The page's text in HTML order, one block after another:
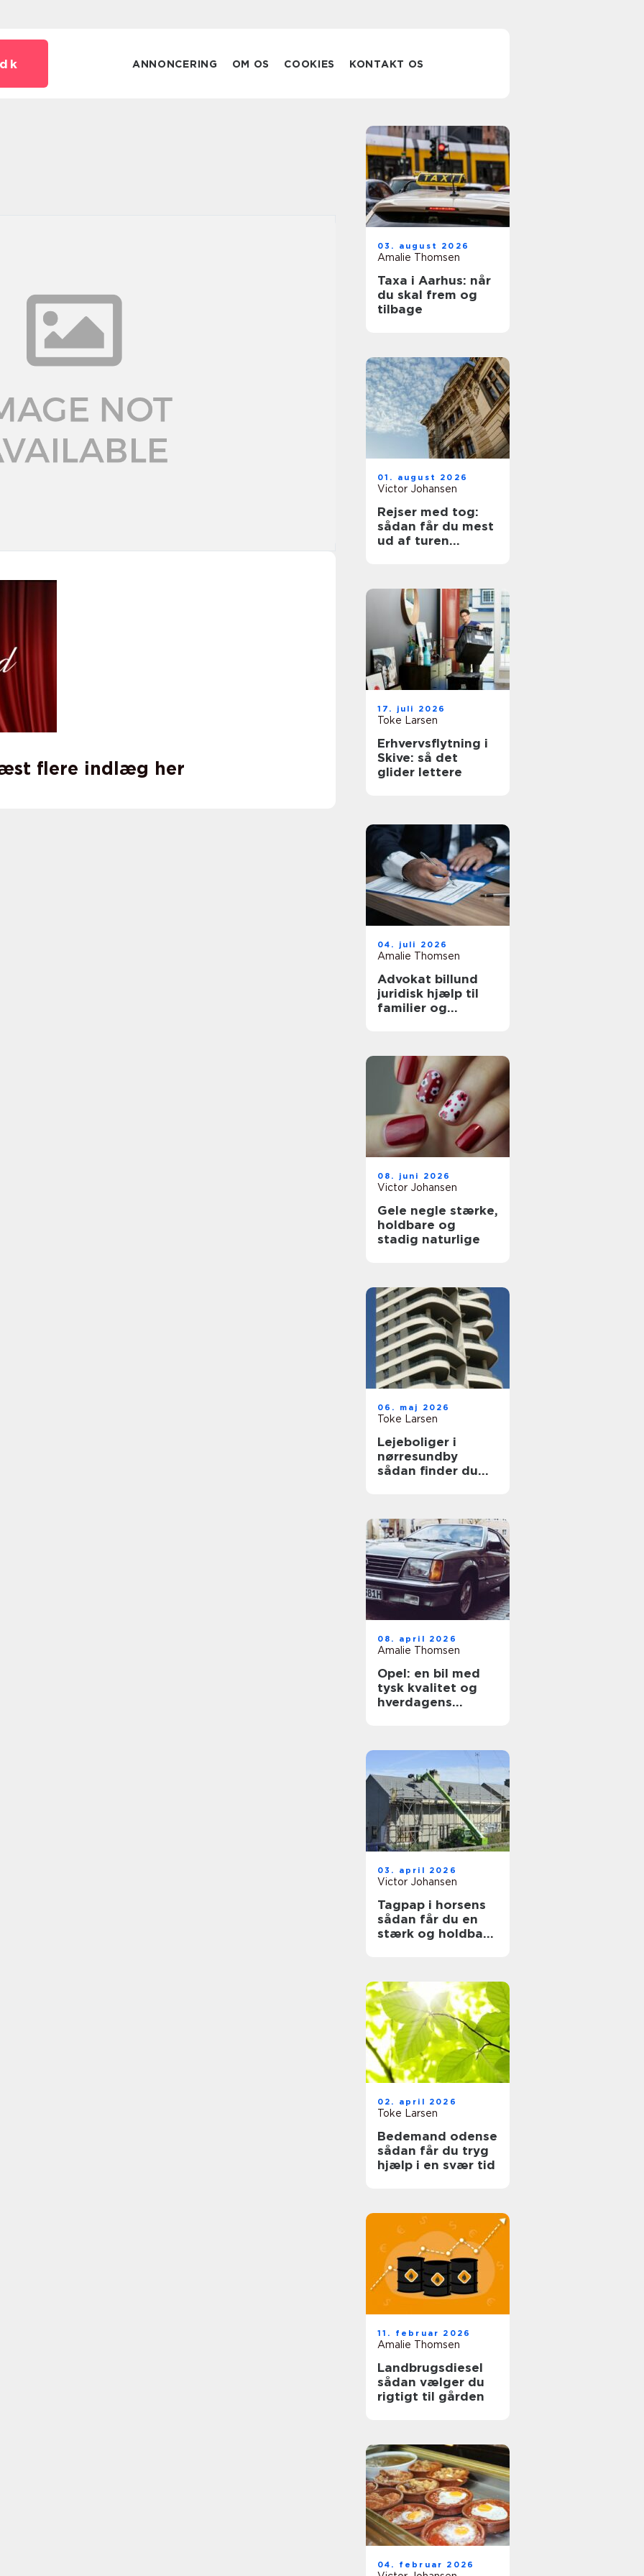
dk ANNONCERING OM OS COOKIES KONTAKT OS
flere indlæg her
03. august 2026
Amalie Thomsen
Taxa i Aarhus: når
du skal frem og
tilbage
01. august 2026
Victor Johansen
Rejser med tog:
sådan får du mest
ud af turen
17. juli 2026
Toke Larsen
Erhvervsflytning i
Skive: så det
glider lettere
04. juli 2026
Amalie Thomsen
Advokat billund
juridisk hjælp til
familier og
08. juni 2026
Victor Johansen
Gele negle stærke,
holdbare og
stadig naturlige
06. maj 2026
Toke Larsen
Lejeboliger i
nørresundby
sådan finder du
08. april 2026
Amalie Thomsen
Opel: en bil med
tysk kvalitet og
hverdagens
03. april 2026
Victor Johansen
Tagpap i horsens
sådan får du en
stærk og holdbar
02. april 2026
Toke Larsen
Bedemand odense
sådan får du tryg
hjælp i en svær tid
11. februar 2026
Amalie Thomsen
Landbrugsdiesel
sådan vælger du
rigtigt til gården
04. februar 2026